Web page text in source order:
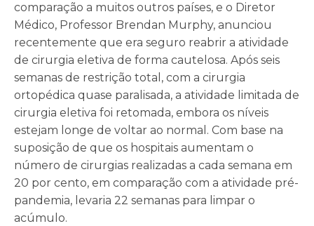
comparação a muitos outros países, e o Diretor
Médico, Professor Brendan Murphy, anunciou
recentemente que era seguro reabrir a atividade
de cirurgia eletiva de forma cautelosa. Após seis
semanas de restrição total, com a cirurgia
ortopédica quase paralisada, a atividade limitada de
cirurgia eletiva foi retomada, embora os níveis
estejam longe de voltar ao normal. Com base na
suposição de que os hospitais aumentam o
número de cirurgias realizadas a cada semana em
20 por cento, em comparação com a atividade pré-
pandemia, levaria 22 semanas para limpar o
acúmulo.